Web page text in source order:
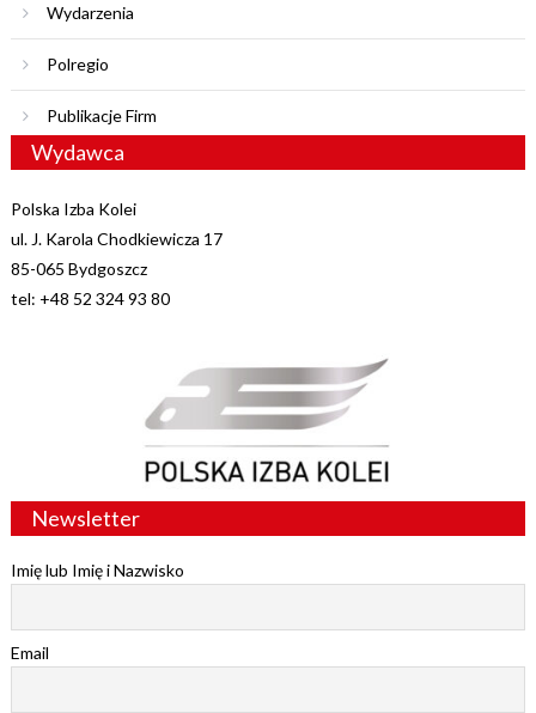
Wydarzenia
Polregio
Publikacje Firm
Wydawca
Polska Izba Kolei
ul. J. Karola Chodkiewicza 17
85-065 Bydgoszcz
tel: +48 52 324 93 80
Newsletter
Imię lub Imię i Nazwisko
Email